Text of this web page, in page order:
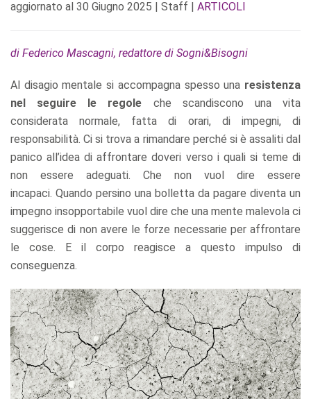
aggiornato al 30 Giugno 2025 | Staff | ARTICOLI
di Federico Mascagni, redattore di Sogni&Bisogni
Al disagio mentale si accompagna spesso una resistenza
nel seguire le regole che scandiscono una vita
considerata normale, fatta di orari, di impegni, di
responsabilità. Ci si trova a rimandare perché si è assaliti dal
panico all’idea di affrontare doveri verso i quali si teme di
non essere adeguati. Che non vuol dire essere
incapaci. Quando persino una bolletta da pagare diventa un
impegno insopportabile vuol dire che una mente malevola ci
suggerisce di non avere le forze necessarie per affrontare
le cose. E il corpo reagisce a questo impulso di
conseguenza.